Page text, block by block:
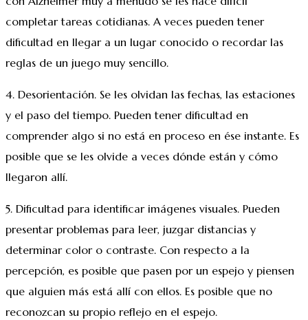
completar tareas cotidianas. A veces pueden tener
dificultad en llegar a un lugar conocido o recordar las
reglas de un juego muy sencillo.
4. Desorientación. Se les olvidan las fechas, las estaciones
y el paso del tiempo. Pueden tener dificultad en
comprender algo si no está en proceso en ése instante. Es
posible que se les olvide a veces dónde están y cómo
llegaron allí.
5. Dificultad para identificar imágenes visuales. Pueden
presentar problemas para leer, juzgar distancias y
determinar color o contraste. Con respecto a la
percepción, es posible que pasen por un espejo y piensen
que alguien más está allí con ellos. Es posible que no
reconozcan su propio reflejo en el espejo.